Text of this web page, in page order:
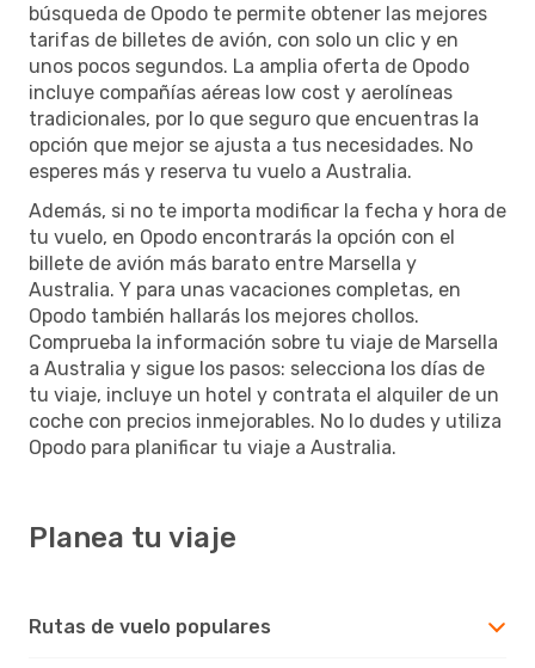
búsqueda de Opodo te permite obtener las mejores
tarifas de billetes de avión, con solo un clic y en
unos pocos segundos. La amplia oferta de Opodo
incluye compañías aéreas low cost y aerolíneas
tradicionales, por lo que seguro que encuentras la
opción que mejor se ajusta a tus necesidades. No
esperes más y reserva tu vuelo a Australia.
Además, si no te importa modificar la fecha y hora de
tu vuelo, en Opodo encontrarás la opción con el
billete de avión más barato entre Marsella y
Australia. Y para unas vacaciones completas, en
Opodo también hallarás los mejores chollos.
Comprueba la información sobre tu viaje de Marsella
a Australia y sigue los pasos: selecciona los días de
tu viaje, incluye un hotel y contrata el alquiler de un
coche con precios inmejorables. No lo dudes y utiliza
Opodo para planificar tu viaje a Australia.
Planea tu viaje
Rutas de vuelo populares